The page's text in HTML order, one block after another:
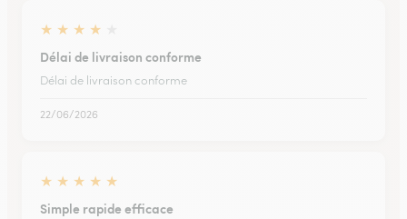
★ ★ ★ ★
Délai de livraison conforme
Délai de livraison conforme
22/06/2026
★ ★ ★ ★ ★
Simple rapide efficace